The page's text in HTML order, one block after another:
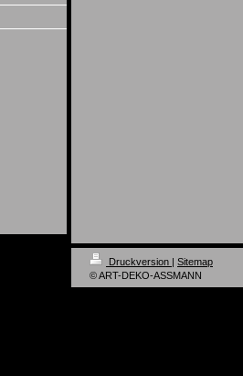
Druckversion | Sitemap
© ART-DEKO-ASSMANN